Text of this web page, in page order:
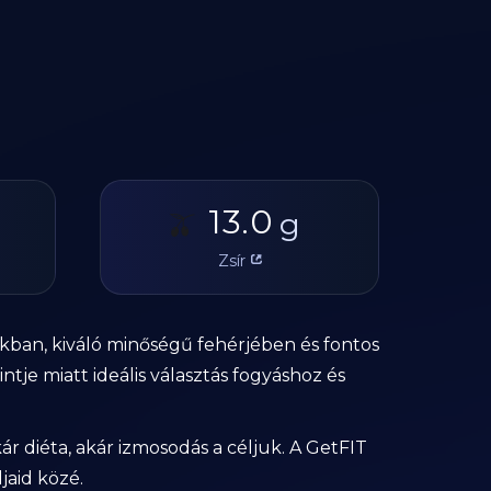
🫒 13.0 g
Zsír
kiváló minőségű fehérjében és fontos
miatt ideális választás fogyáshoz és
diéta, akár izmosodás a céljuk. A GetFIT
közé.